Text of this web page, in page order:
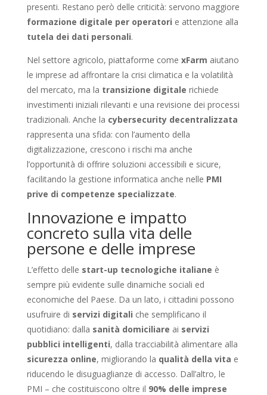
presenti. Restano però delle criticità: servono maggiore
formazione digitale per operatori e attenzione alla
tutela dei dati personali.
Nel settore agricolo, piattaforme come xFarm aiutano
le imprese ad affrontare la crisi climatica e la volatilità
del mercato, ma la transizione digitale richiede
investimenti iniziali rilevanti e una revisione dei processi
tradizionali. Anche la cybersecurity decentralizzata
rappresenta una sfida: con l’aumento della
digitalizzazione, crescono i rischi ma anche
l’opportunità di offrire soluzioni accessibili e sicure,
facilitando la gestione informatica anche nelle PMI
prive di competenze specializzate.
Innovazione e impatto
concreto sulla vita delle
persone e delle imprese
L’effetto delle start-up tecnologiche italiane è
sempre più evidente sulle dinamiche sociali ed
economiche del Paese. Da un lato, i cittadini possono
usufruire di servizi digitali che semplificano il
quotidiano: dalla sanità domiciliare ai servizi
pubblici intelligenti, dalla tracciabilità alimentare alla
sicurezza online, migliorando la qualità della vita e
riducendo le disuguaglianze di accesso. Dall’altro, le
PMI – che costituiscono oltre il 90% delle imprese